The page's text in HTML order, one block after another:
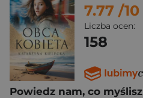
7.77 /10
Liczba ocen:
158
Powiedz nam, co